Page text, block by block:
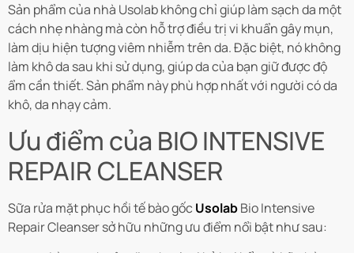
Sản phẩm của nhà Usolab không chỉ giúp làm sạch da một
cách nhẹ nhàng mà còn hỗ trợ điều trị vi khuẩn gây mụn,
làm dịu hiện tượng viêm nhiễm trên da. Đặc biệt, nó không
làm khô da sau khi sử dụng, giúp da của bạn giữ được độ
ẩm cần thiết. Sản phẩm này phù hợp nhất với người có da
khô, da nhạy cảm.
Ưu điểm của BIO INTENSIVE
REPAIR CLEANSER
Sữa rửa mặt phục hồi tế bào gốc UsolabBio Intensive
Repair Cleansersở hữu những ưu điểm nổi bật như sau: